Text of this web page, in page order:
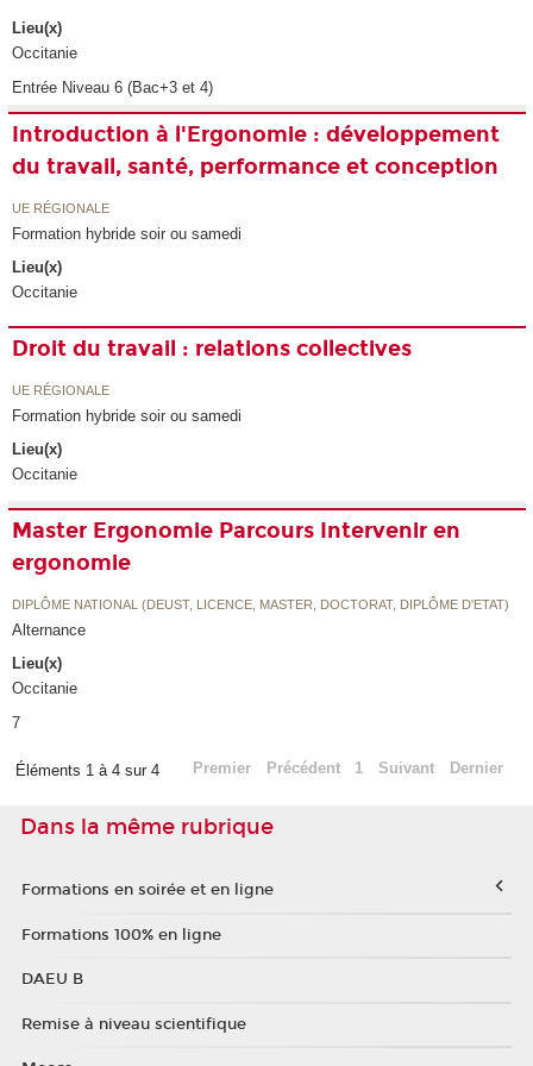
Lieu(x)
Occitanie
Entrée Niveau 6 (Bac+3 et 4)
Introduction à l'Ergonomie : développement
du travail, santé, performance et conception
UE RÉGIONALE
Formation hybride soir ou samedi
Lieu(x)
Occitanie
Droit du travail : relations collectives
UE RÉGIONALE
Formation hybride soir ou samedi
Lieu(x)
Occitanie
Master Ergonomie Parcours Intervenir en
ergonomie
DIPLÔME NATIONAL (DEUST, LICENCE, MASTER, DOCTORAT, DIPLÔME D'ETAT)
Alternance
Lieu(x)
Occitanie
7
Éléments 1 à 4 sur 4 Premier Précédent 1 Suivant Dernier
Dans la même rubrique
Formations en soirée et en ligne
Formations 100% en ligne
DAEU B
Remise à niveau scientifique